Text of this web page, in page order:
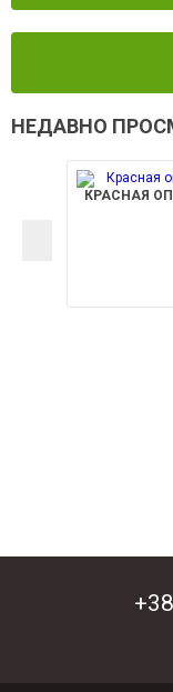
НЕДАВНО
КРАСНАЯ
+38